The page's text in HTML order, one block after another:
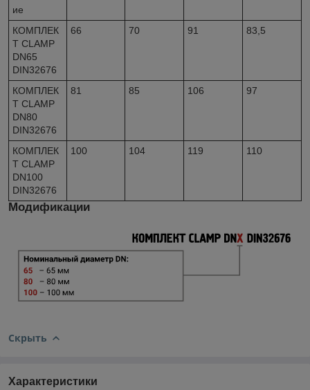
ие
КОМПЛЕК
Т СLАМР
DN65
DIN32676
66 70 91 83,5
КОМПЛЕК
Т СLАМР
DN80
DIN32676
81 85 106 97
КОМПЛЕК
Т СLАМР
DN100
DIN32676
100 104 119 110
Модификации
Скрыть
Характеристики